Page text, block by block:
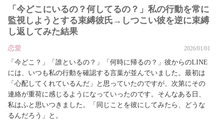
「今どこにいるの？何してるの？」私の行動を常に
監視しようとする束縛彼氏→しつこい彼を逆に束縛
し返してみた結果
恋愛 2026/01/01
「今どこ？」「誰といるの？」「何時に帰るの？」彼からのLINE
には、いつも私の行動を確認する言葉が並んでいました。最初は
「心配してくれているんだ」と思っていたのですが、次第にその
連絡が重荷に感じるようになっていったのです。そんなある日、
私はふと思いつきました。「同じことを彼にしてみたら、どうな
るんだろう」と。